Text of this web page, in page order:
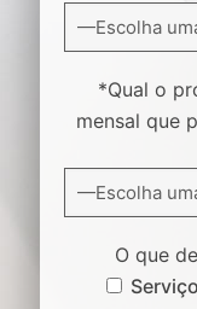
*Qual o
mensal que
O que